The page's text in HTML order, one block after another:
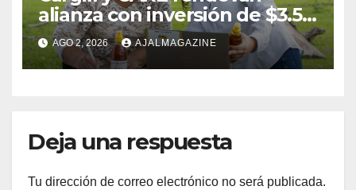
alianza con inversión de $3.5
millones para el desarrollo de
mujeres rurales en
Centroamérica
AGO 2, 2026 AJALMAGAZINE
Deja una respuesta
Tu dirección de correo electrónico no será publicada.